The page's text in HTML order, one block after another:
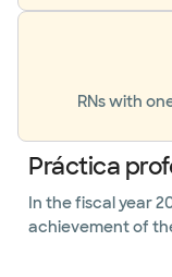
RNs with
Práctica
In the fiscal year
achievement of